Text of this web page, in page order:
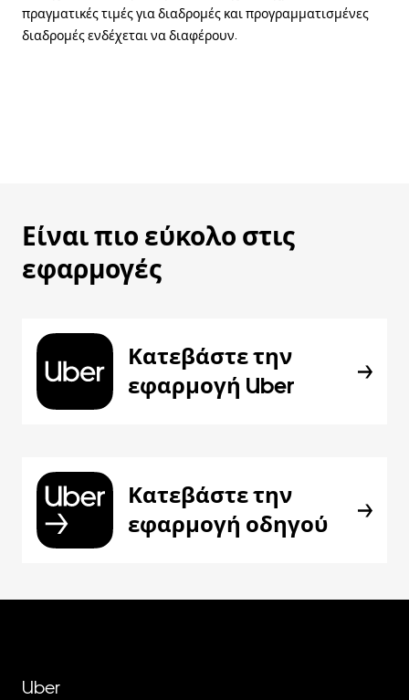
πραγματικές τιμές για διαδρομές και προγραμματισμένες
διαδρομές ενδέχεται να διαφέρουν.
Είναι πιο εύκολο στις
εφαρμογές
Κατεβάστε την
εφαρμογή Uber
Κατεβάστε την
εφαρμογή οδηγού
Uber